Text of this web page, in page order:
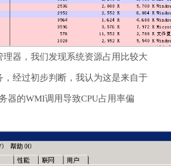
理器，我们发现系统资源占用比较大
，经过初步判断，我认为这是来自于
器的WMI调用导致CPU占用率偏